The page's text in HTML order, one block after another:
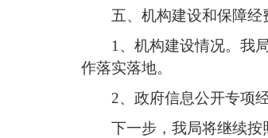
五、机构建设和保障经
1、机构建设情况。我
作落实落地。
2、政府信息公开专项
下一步，我局将继续按